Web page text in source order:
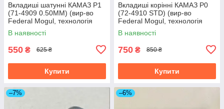
Вкладиші шатунні КАМАЗ Р1
(71-4909 0.50MM) (вир-во
Federal Mogul, технологія
Glyco) 7405.1000104 Р1
В наявності
550 ₴ 625 ₴
Купити
Вкладиші корінні КАМАЗ Р0
(72-4910 STD) (вир-во
Federal Mogul, технологія
Glyco) 7405.1000102 Р0
В наявності
750 ₴ 850 ₴
Купити
–7% –6%